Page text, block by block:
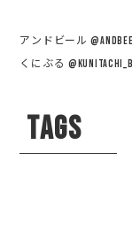
アンドビール
くにぶる
TAGS